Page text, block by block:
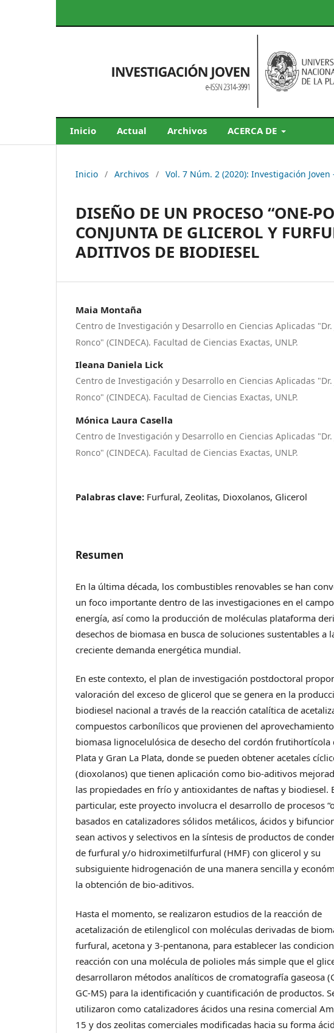
Inicio Actual Archivos ACERCA DE
Inicio / Archivos / Vol. 7 Núm. 2 (2020): Investigación Joven
DISEÑO DE UN PROCESO “ONE-
CONJUNTA DE GLICEROL Y
ADITIVOS DE BIODIESEL
Maia Montaña
Centro de Investigación y Desarrollo en Ciencias Aplicadas "Dr.
Ronco" (CINDECA). Facultad de Ciencias Exactas, UNLP.
Ileana Daniela Lick
Centro de Investigación y Desarrollo en Ciencias Aplicadas "Dr.
Ronco" (CINDECA). Facultad de Ciencias Exactas, UNLP.
Mónica Laura Casella
Centro de Investigación y Desarrollo en Ciencias Aplicadas "Dr.
Ronco" (CINDECA). Facultad de Ciencias Exactas, UNLP.
Palabras clave: Furfural, Zeolitas, Dioxolanos, Glicerol
Resumen
En la última década, los combustibles renovables se han
un foco importante dentro de las investigaciones en el
energía, así como la producción de moléculas plataforma
desechos de biomasa en busca de soluciones sustentables a
creciente demanda energética mundial.
En este contexto, el plan de investigación postdoctoral
valoración del exceso de glicerol que se genera en la
biodiesel nacional a través de la reacción catalítica de
compuestos carbonílicos que provienen del
biomasa lignocelulósica de desecho del cordón frutihortícola
Plata y Gran La Plata, donde se pueden obtener acetales
(dioxolanos) que tienen aplicación como bio-aditivos
las propiedades en frío y antioxidantes de naftas y biodiesel.
particular, este proyecto involucra el desarrollo de procesos
basados en catalizadores sólidos metálicos, ácidos y
sean activos y selectivos en la síntesis de productos de
de furfural y/o hidroximetilfurfural (HMF) con glicerol y su
subsiguiente hidrogenación de una manera sencilla y
la obtención de bio-aditivos.
Hasta el momento, se realizaron estudios de la reacción de
acetalización de etilenglicol con moléculas derivadas de
furfural, acetona y 3-pentanona, para establecer las
reacción con una molécula de polioles más simple que el
desarrollaron métodos analíticos de cromatografía gaseosa
GC-MS) para la identificación y cuantificación de productos.
utilizaron como catalizadores ácidos una resina comercial
15 y dos zeolitas comerciales modificadas hacia su forma